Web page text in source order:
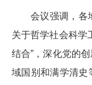
会议强调，各
关于哲学社会科学
结合”，深化党的
域国别和满学清史